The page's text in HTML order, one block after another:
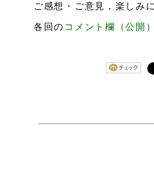
ご感想・ご意見，楽しみ
各回の コメント欄（公開